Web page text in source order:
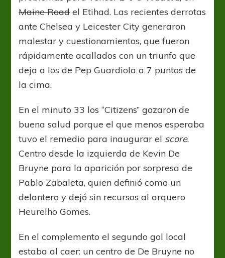
Maine Roadel Etihad. Las recientes derrotas
ante Chelsea y Leicester City generaron
malestar y cuestionamientos, que fueron
rápidamente acallados con un triunfo que
deja a los de Pep Guardiola a 7 puntos de
la cima.
En el minuto 33 los “Citizens” gozaron de
buena salud porque el que menos esperaba
tuvo el remedio para inaugurar el score.
Centro desde la izquierda de Kevin De
Bruyne para la aparición por sorpresa de
Pablo Zabaleta, quien definió como un
delantero y dejó sin recursos al arquero
Heurelho Gomes.
En el complemento el segundo gol local
estaba al caer: un centro de De Bruyne no